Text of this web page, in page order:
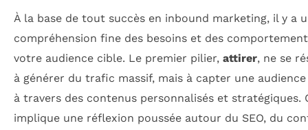
À la base de tout succès en inbound marketing, il y a
compréhension fine des besoins et des
votre audience cible. Le premier pilier, attirer, ne se
à générer du trafic massif, mais à capter une
à travers des contenus personnalisés et stratégiques.
implique une réflexion poussée autour du SEO, du